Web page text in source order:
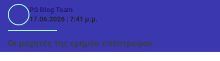
ΔΙΑΓΩΝΙΣΜΟΙ
TSILI LEAGUE
RETRO
PS Blog Team
17.06.2026 | 7:41 μ.μ.
Οι μαχητές της ερήμου επέστρεψαν.